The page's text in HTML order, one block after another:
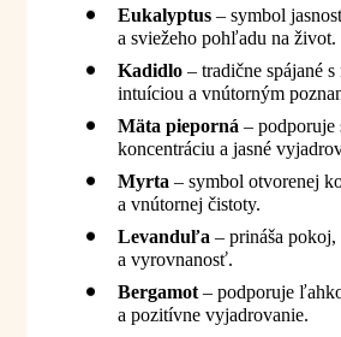
Eukalyptus– symbol
a sviežeho pohľadu na život.
Kadidlo– tradične spájané
intuíciou a vnútorným
Mäta pieporná – podporuje
koncentráciu a jasné
Myrta – symbol otvorenej
a vnútornej čistoty.
Levanduľa – prináša pokoj,
a vyrovnanosť.
Bergamot– podporuje
a pozitívne vyjadrovanie.